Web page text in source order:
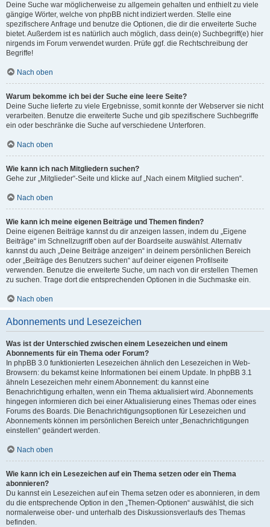
Deine Suche war möglicherweise zu allgemein gehalten und enthielt zu viele
gängige Wörter, welche von phpBB nicht indiziert werden. Stelle eine
spezifischere Anfrage und benutze die Optionen, die dir die erweiterte Suche
bietet. Außerdem ist es natürlich auch möglich, dass dein(e) Suchbegriff(e) hier
nirgends im Forum verwendet wurden. Prüfe ggf. die Rechtschreibung der
Begriffe!
Nach oben
Warum bekomme ich bei der Suche eine leere Seite?
Deine Suche lieferte zu viele Ergebnisse, somit konnte der Webserver sie nicht
verarbeiten. Benutze die erweiterte Suche und gib spezifischere Suchbegriffe
ein oder beschränke die Suche auf verschiedene Unterforen.
Nach oben
Wie kann ich nach Mitgliedern suchen?
Gehe zur „Mitglieder“-Seite und klicke auf „Nach einem Mitglied suchen“.
Nach oben
Wie kann ich meine eigenen Beiträge und Themen finden?
Deine eigenen Beiträge kannst du dir anzeigen lassen, indem du „Eigene
Beiträge“ im Schnellzugriff oben auf der Boardseite auswählst. Alternativ
kannst du auch „Deine Beiträge anzeigen“ in deinem persönlichen Bereich
oder „Beiträge des Benutzers suchen“ auf deiner eigenen Profilseite
verwenden. Benutze die erweiterte Suche, um nach von dir erstellen Themen
zu suchen. Trage dort die entsprechenden Optionen in die Suchmaske ein.
Nach oben
Abonnements und Lesezeichen
Was ist der Unterschied zwischen einem Lesezeichen und einem
Abonnements für ein Thema oder Forum?
In phpBB 3.0 funktionierten Lesezeichen ähnlich den Lesezeichen in Web-
Browsern: du bekamst keine Informationen bei einem Update. In phpBB 3.1
ähneln Lesezeichen mehr einem Abonnement: du kannst eine
Benachrichtigung erhalten, wenn ein Thema aktualisiert wird. Abonnements
hingegen informieren dich bei einer Aktualisierung eines Themas oder eines
Forums des Boards. Die Benachrichtigungsoptionen für Lesezeichen und
Abonnements können im persönlichen Bereich unter „Benachrichtigungen
einstellen“ geändert werden.
Nach oben
Wie kann ich ein Lesezeichen auf ein Thema setzen oder ein Thema
abonnieren?
Du kannst ein Lesezeichen auf ein Thema setzen oder es abonnieren, in dem
du die entsprechende Option in den „Themen-Optionen“ auswählst, die sich
normalerweise ober- und unterhalb des Diskussionsverlaufs des Themas
befinden.